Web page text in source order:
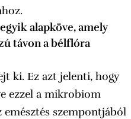
alapköve, amely
távon a bélflóra
ki. Ez azt jelenti, hogy
ezzel a mikrobiom
emésztés szempontjából